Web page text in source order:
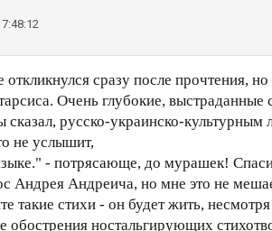
откликнулся сразу после прочтения,
Очень глубокие,
сказал, русско-украинско-
не услышит,
- потрясающе, до мурашек!
Андрея Андреича, но мне это не
такие стихи - он будет жить,
обострения ностальгирующих